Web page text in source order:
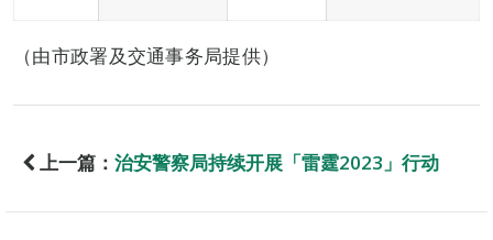
（由市政署及交通事务局提供）
上一篇： 治安警察局持续开展「雷霆2023」行动